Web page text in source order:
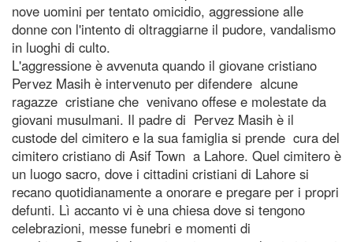
nove uomini per tentato omicidio, aggressione alle
donne con l'intento di oltraggiarne il pudore, vandalismo
in luoghi di culto.
L'aggressione è avvenuta quando il giovane cristiano
Pervez Masih è intervenuto per difendere alcune
ragazze cristiane che venivano offese e molestate da
giovani musulmani. Il padre di Pervez Masih è il
custode del cimitero e la sua famiglia si prende cura del
cimitero cristiano di Asif Town a Lahore. Quel cimitero è
un luogo sacro, dove i cittadini cristiani di Lahore si
recano quotidianamente a onorare e pregare per i propri
defunti. Lì accanto vi è una chiesa dove si tengono
celebrazioni, messe funebri e momenti di